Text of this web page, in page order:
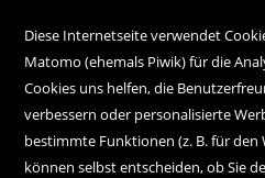
9.00 Uhr bis 18.30 Uhr
Samstag:
9.00 Uhr bis 17.00 Uhr
Diese Internetseite verwendet
Matomo (ehemals Piwik) für die
Cookies uns helfen, die
verbessern oder personalisierte
bestimmte Funktionen (z. B. für
können selbst entscheiden, ob Sie